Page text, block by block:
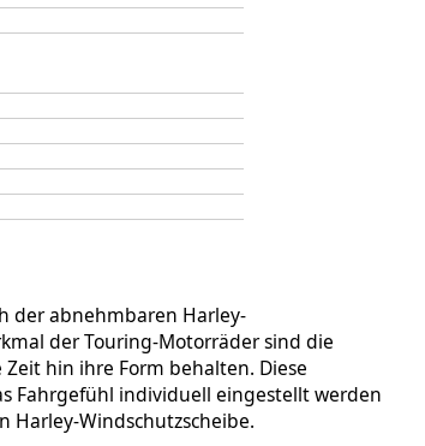
der abnehmbaren Harley-
der Touring-Motorräder sind die
hin ihre Form behalten. Diese
Fahrgefühl individuell eingestellt werden
Harley-Windschutzscheibe.